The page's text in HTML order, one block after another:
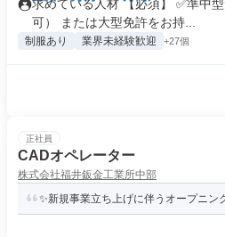
求めている人材 【必須】 ✅準中
可） または大型免許をお持...
制服あり 業界未経験歓迎 +27個
正社員
CADオペレーター
株式会社福井鈑金工業所中部
✨新規事業立ち上げに伴うオープニン